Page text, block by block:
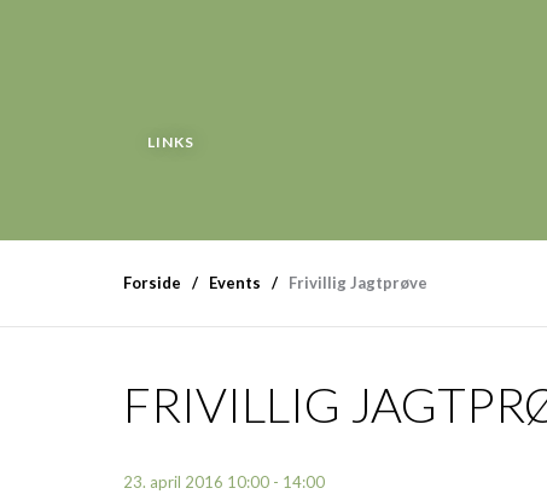
LINKS
Forside Events Frivillig Jagtprøve
FRIVILLIG
23. april 2016 10:00 - 14:00